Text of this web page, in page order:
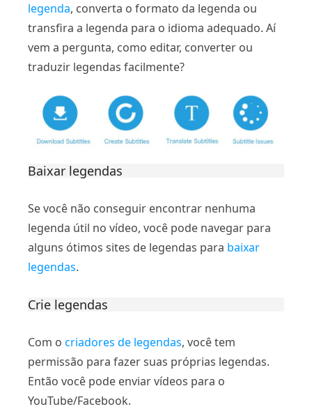
legenda, converta o formato da legenda ou
transfira a legenda para o idioma adequado. Aí
vem a pergunta, como editar, converter ou
traduzir legendas facilmente?
Baixar legendas
Se você não conseguir encontrar nenhuma
legenda útil no vídeo, você pode navegar para
alguns ótimos sites de legendas para baixar
legendas.
Crie legendas
Com o criadores de legendas, você tem
permissão para fazer suas próprias legendas.
Então você pode enviar vídeos para o
YouTube/Facebook.